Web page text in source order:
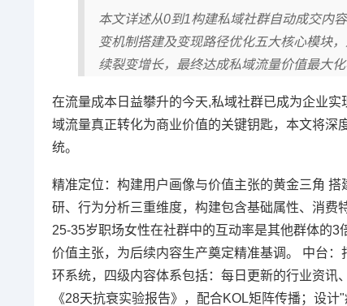
本文详述从0到1构建私域社群自动成交内
变机制搭建及变现路径优化五大核心模块
续裂变增长，最终达成私域流量价值最大
在流量成本日益攀升的今天,私域社群已成为企业
域流量真正转化为商业价值的关键钥匙，本文将
统。
精准定位：构建用户画像与价值主张的黄金三角
研、行为分析三重维度，构建包含基础属性、消
25-35岁职场女性在社群中的互动率是其他群体的
价值主张，为后续内容生产奠定精准基调。 中台
环系统，四级内容体系包括：每日更新的行业资讯
《28天抗衰实验报告》，配合KOL矩阵传播；设